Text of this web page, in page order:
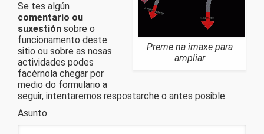
Preme na imaxe para
ampliar
Se tes algún
comentario ou
suxestión sobre o
funcionamento deste
sitio ou sobre as nosas
actividades podes
facérnola chegar por
medio do formulario a
seguir, intentaremos respostarche o antes posible.
Asunto